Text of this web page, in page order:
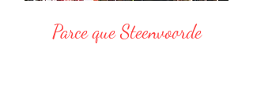
Parce que Steenvoorde